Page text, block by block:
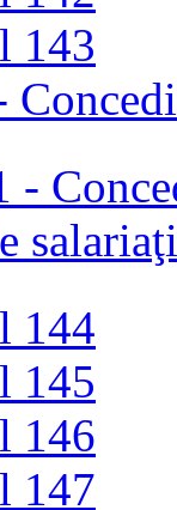
143
-
144
145
146
147